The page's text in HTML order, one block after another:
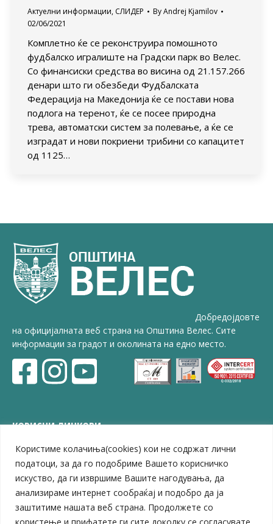
Користиме колачиња(cookies) кои не содржат лични
податоци, за да го подобриме Вашето корисничко
искуство, да ги извршиме Вашите нагодувања, да
анализираме интернет сообраќај и подобро да ја
заштитиме нашата веб страна. Продолжете со
користење и прифатете ги сите доколку се согласувате
Актуелни информации, СЛИДЕР ByAndrej Kjamilov
02/06/2021
Комплетно ќе се реконструира помошното
фудбалско игралиште на Градски парк во Велес.
Со финансиски средства во висина од 21.157.266
денари што ги обезбеди Фудбалската
Федерација на Македонија ќе се постави нова
подлога на теренот, ќе се посее природна
трева, автоматски систем за полевање, а ќе се
изградат и нови покриени трибини со капацитет
од 1125…
Добредојдовте
на официјалната веб страна на Општина Велес. Сите
информации за градот и околината на едно место.
КОРИСНИ ЛИНКОВИ
ЗЕЛС – Заедница на единиците на локална самоуправа
Центар за развој на Вардарски плански регион
Јавно комунално претпријатие „Дервен“
ЈПССО „Парк – спорт и паркинзи“
ЛБ „Гоце Делчев“
ЛУ „Народен Музеј“